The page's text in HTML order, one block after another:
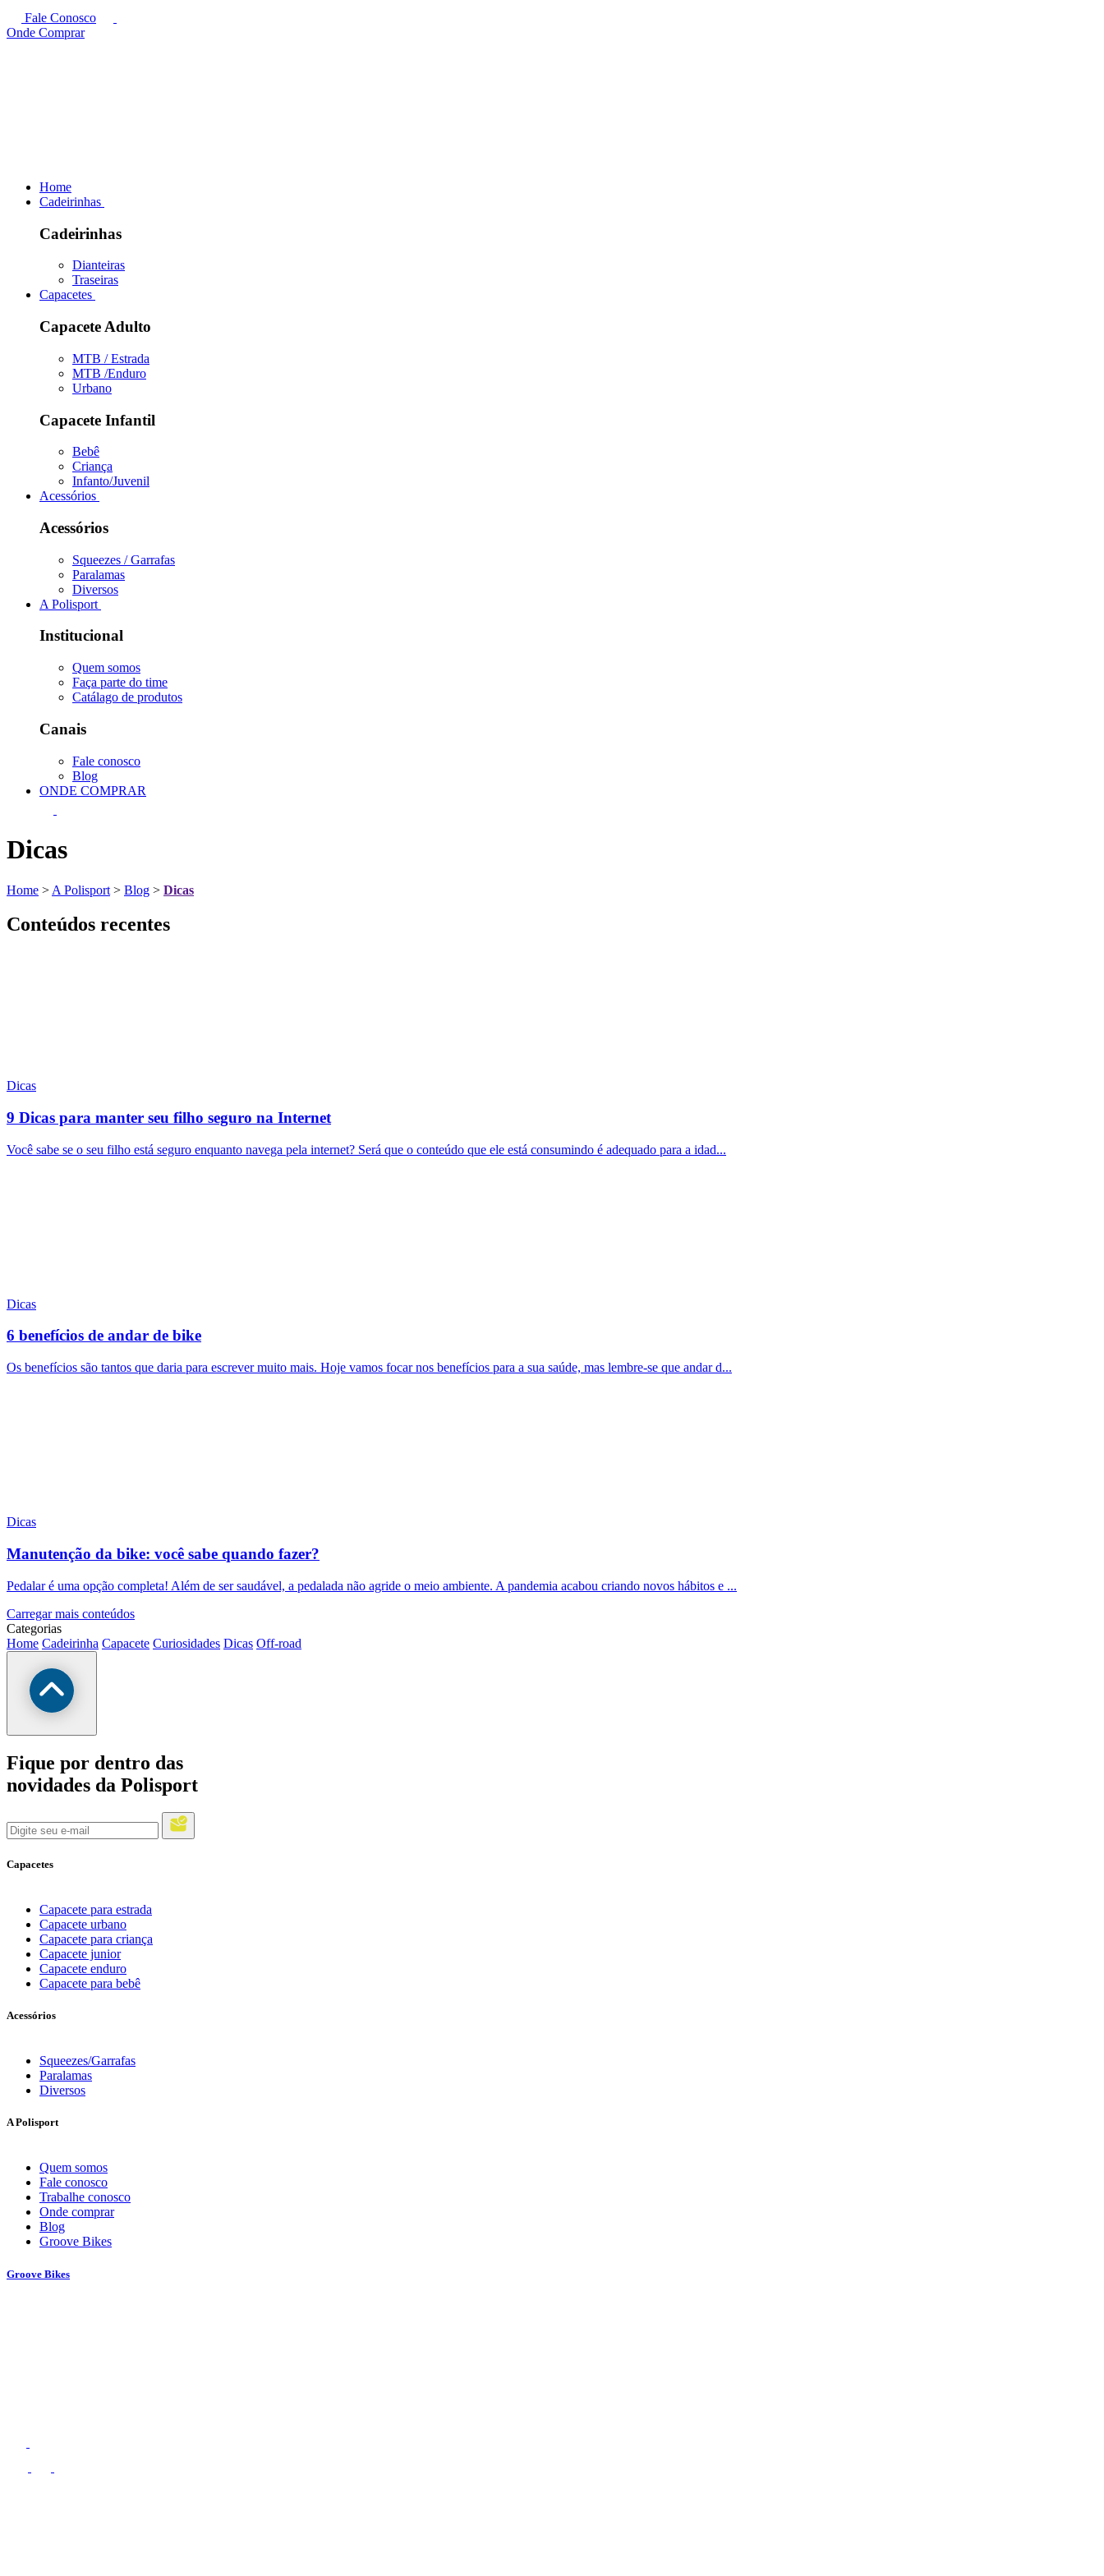
Fale Conosco
Onde Comprar
Home
Cadeirinhas
Cadeirinhas
Dianteiras
Traseiras
Capacetes
Capacete Adulto
MTB / Estrada
MTB /Enduro
Urbano
Capacete Infantil
Bebê
Criança
Infanto/Juvenil
Acessórios
Acessórios
Squeezes / Garrafas
Paralamas
Diversos
A Polisport
Institucional
Quem somos
Faça parte do time
Catálago de produtos
Canais
Fale conosco
Blog
ONDE COMPRAR
Dicas
Home > A Polisport > Blog > Dicas
Conteúdos recentes
Dicas
9 Dicas para manter seu filho seguro na Internet
Você sabe se o seu filho está seguro enquanto navega pela internet? Será que o conteúdo que ele está consumindo é adequado para a idad...
Dicas
6 benefícios de andar de bike
Os benefícios são tantos que daria para escrever muito mais. Hoje vamos focar nos benefícios para a sua saúde, mas lembre-se que andar d...
Dicas
Manutenção da bike: você sabe quando fazer?
Pedalar é uma opção completa! Além de ser saudável, a pedalada não agride o meio ambiente. A pandemia acabou criando novos hábitos e ...
Carregar mais conteúdos
Categorias
Home Cadeirinha Capacete Curiosidades Dicas Off-road
Fique por dentro das
novidades da Polisport
Capacetes
Capacete para estrada
Capacete urbano
Capacete para criança
Capacete junior
Capacete enduro
Capacete para bebê
Acessórios
Squeezes/Garrafas
Paralamas
Diversos
A Polisport
Quem somos
Fale conosco
Trabalhe conosco
Onde comprar
Blog
Groove Bikes
Groove Bikes